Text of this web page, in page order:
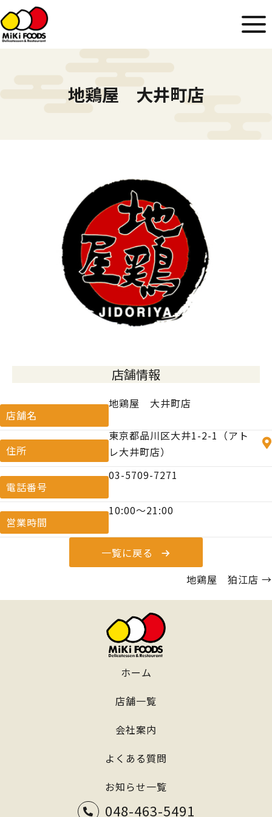
地鶏屋 大井町店
店舗情報
店舗名
地鶏屋 大井町店
住所
東京都品川区大井1-2-1（アト
レ大井町店）
電話番号
03-5709-7271
営業時間
10:00〜21:00
一覧に戻る
navigation
地鶏屋 狛江店 →
ホーム
店舗一覧
会社案内
よくある質問
お知らせ一覧
048-463-5491